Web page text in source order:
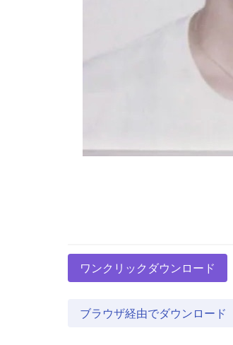
ワンクリックダウンロード
ブラウザ経由でダウンロード